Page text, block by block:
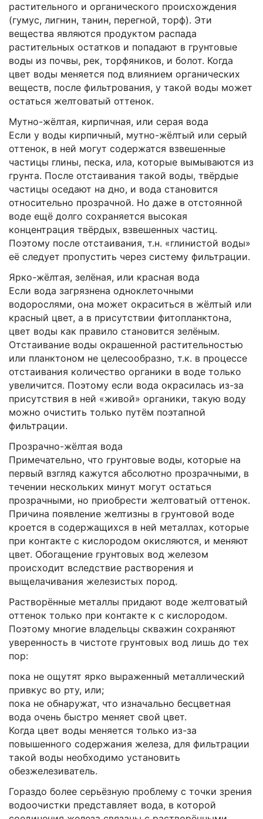
растительного и органического происхождения
(гумус, лигнин, танин, перегной, торф). Эти
вещества являются продуктом распада
растительных остатков и попадают в грунтовые
воды из почвы, рек, торфяников, и болот. Когда
цвет воды меняется под влиянием органических
веществ, после фильтрования, у такой воды может
остаться желтоватый оттенок.
Мутно-жёлтая, кирпичная, или серая вода
Если у воды кирпичный, мутно-жёлтый или серый
оттенок, в ней могут содержатся взвешенные
частицы глины, песка, ила, которые вымываются из
грунта. После отстаивания такой воды, твёрдые
частицы оседают на дно, и вода становится
относительно прозрачной. Но даже в отстоянной
воде ещё долго сохраняется высокая
концентрация твёрдых, взвешенных частиц.
Поэтому после отстаивания, т.н. «глинистой воды»
её следует пропустить через систему фильтрации.
Ярко-жёлтая, зелёная, или красная вода
Если вода загрязнена одноклеточными
водорослями, она может окраситься в жёлтый или
красный цвет, а в присутствии фитопланктона,
цвет воды как правило становится зелёным.
Отстаивание воды окрашенной растительностью
или планктоном не целесообразно, т.к. в процессе
отстаивания количество органики в воде только
увеличится. Поэтому если вода окрасилась из-за
присутствия в ней «живой» органики, такую воду
можно очистить только путём поэтапной
фильтрации.
Прозрачно-жёлтая вода
Примечательно, что грунтовые воды, которые на
первый взгляд кажутся абсолютно прозрачными, в
течении нескольких минут могут остаться
прозрачными, но приобрести желтоватый оттенок.
Причина появление желтизны в грунтовой воде
кроется в содержащихся в ней металлах, которые
при контакте с кислородом окисляются, и меняют
цвет. Обогащение грунтовых вод железом
происходит вследствие растворения и
выщелачивания железистых пород.
Растворённые металлы придают воде желтоватый
оттенок только при контакте к с кислородом.
Поэтому многие владельцы скважин сохраняют
уверенность в чистоте грунтовых вод лишь до тех
пор:
пока не ощутят ярко выраженный металлический
привкус во рту, или;
пока не обнаружат, что изначально бесцветная
вода очень быстро меняет свой цвет.
Когда цвет воды меняется только из-за
повышенного содержания железа, для фильтрации
такой воды необходимо установить
обезжелезиватель.
Гораздо более серьёзную проблему с точки зрения
водоочистки представляет вода, в которой